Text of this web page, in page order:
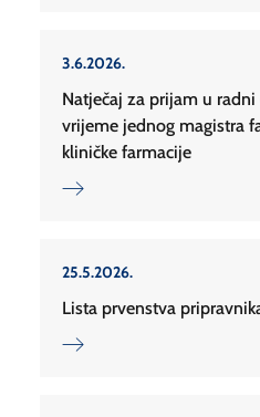
3.6.2026.
Natječaj za prijam u
vrijeme jednog magistra
kliničke farmacije
25.5.2026.
Lista prvenstva